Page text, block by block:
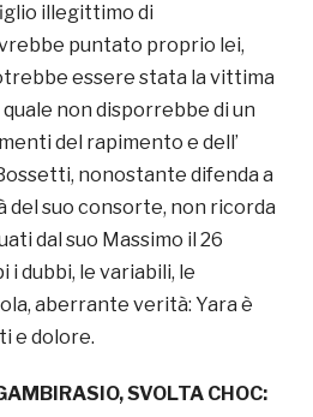
illegittimo di
puntato proprio lei,
essere stata la vittima
quale non disporrebbe di un
del rapimento e dell’
nonostante difenda a
del suo consorte, non ricorda
dal suo Massimo il 26
i dubbi, le variabili, le
aberrante verità: Yara è
e dolore.
SVOLTA CHOC: